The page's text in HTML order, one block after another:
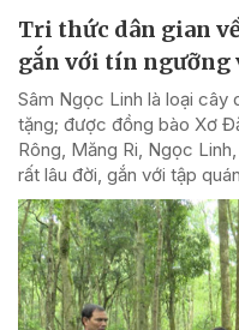
Tri thức dân gian
gắn với tín ngưỡng
Sâm Ngọc Linh là loại cây
tặng; được đồng bào Xơ
Rông, Măng Ri, Ngọc
rất lâu đời, gắn với tập